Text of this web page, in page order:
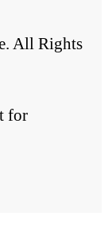
All Rights
for